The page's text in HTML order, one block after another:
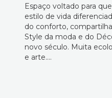
Espaço voltado para
estilo de vida
do conforto,
Style da moda e do
novo século. Muita
e arte....